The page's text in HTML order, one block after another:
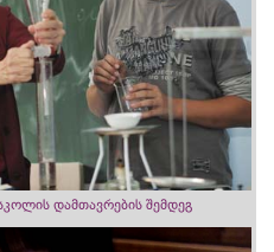
დამთავრების შემდეგ